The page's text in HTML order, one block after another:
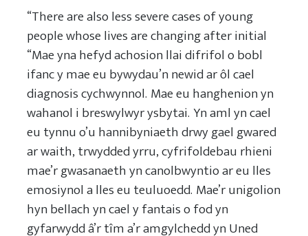
“There are also less severe cases of young
people whose lives are changing after initial
“Mae yna hefyd achosion llai difrifol o bobl
ifanc y mae eu bywydau’n newid ar ôl cael
diagnosis cychwynnol. Mae eu hanghenion yn
wahanol i breswylwyr ysbytai. Yn aml yn cael
eu tynnu o’u hannibyniaeth drwy gael gwared
ar waith, trwydded yrru, cyfrifoldebau rhieni
mae’r gwasanaeth yn canolbwyntio ar eu lles
emosiynol a lles eu teuluoedd. Mae’r unigolion
hyn bellach yn cael y fantais o fod yn
gyfarwydd â’r tîm a’r amgylchedd yn Uned